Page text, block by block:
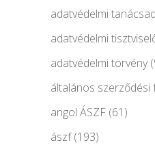
adatvédelmi
adatvédelmi
adatvédelmi törvény
általános szerződési
angol ÁSZF (61)
ászf(193)